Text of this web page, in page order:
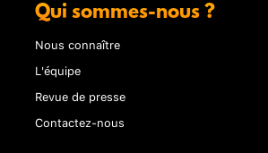
Qui sommes-nous ?
Nous connaître
L'équipe
Revue de presse
Contactez-nous